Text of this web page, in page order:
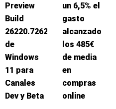
Preview
Build
26220.7262
de
Windows
11 para
Canales
Dev y Beta
un 6,5% el
gasto
alcanzado
los 485€
de media
en
compras
online